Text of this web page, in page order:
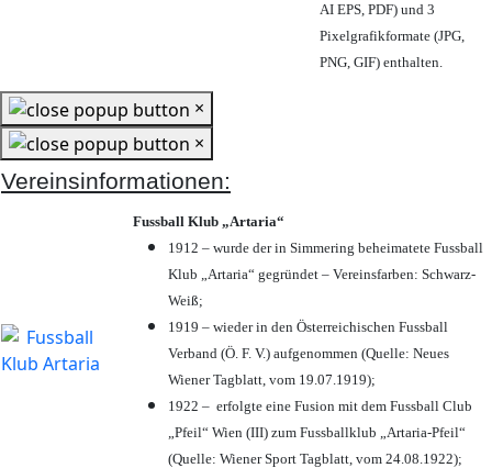
AI EPS, PDF) und 3
Pixelgrafikformate (JPG,
PNG, GIF) enthalten.
×
×
Vereinsinformationen:
Fussball Klub „Artaria“
1912 – wurde der in Simmering beheimatete Fussball
Klub „Artaria“ gegründet – Vereinsfarben: Schwarz-
Weiß;
1919 – wieder in den Österreichischen Fussball
Verband (Ö. F. V.) aufgenommen (Quelle: Neues
Wiener Tagblatt, vom 19.07.1919);
1922 – erfolgte eine Fusion mit dem Fussball Club
„Pfeil“ Wien (III) zum Fussballklub „Artaria-Pfeil“
(Quelle: Wiener Sport Tagblatt, vom 24.08.1922);